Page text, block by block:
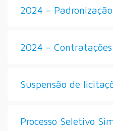
2024 –
2024 –
Suspensão de
Processo Seletivo